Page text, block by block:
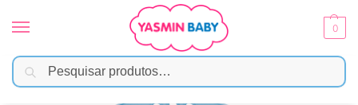
0
Início Alimentação / Babadores /